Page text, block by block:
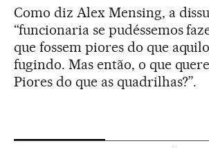
Como diz Alex Mensing, a
“funcionaria se pudéssemos
que fossem piores do que
fugindo. Mas então, o que
Piores do que as quadrilhas?”.